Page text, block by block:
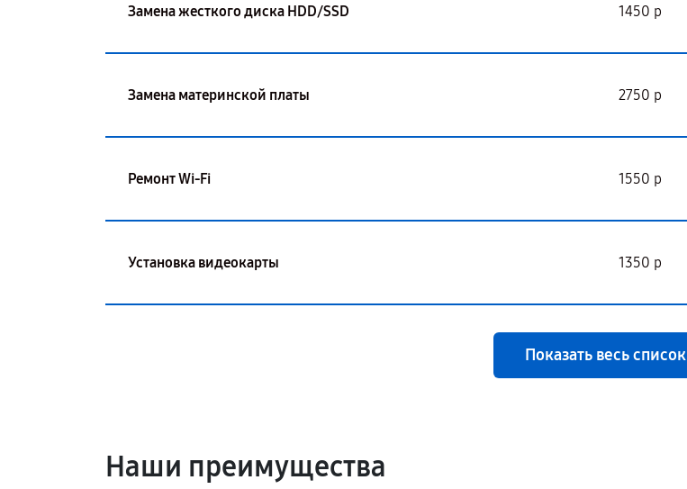
Замена жесткого диска HDD/SSD 1450 р
Замена материнской платы 2750 р
Ремонт Wi-Fi 1550 р
Установка видеокарты 1350 р
Показать весь список
Наши преимущества